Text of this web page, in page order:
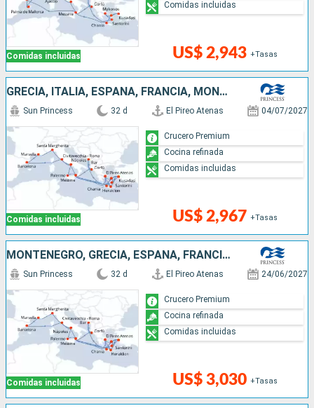
Comidas incluidas US$ 2,943 +Tasas
Comidas incluidas
GRECIA, ITALIA, ESPAÑA, FRANCIA, MONTENEGRO, TURQUÍA
Comidas incluidas
Sun Princess 32 d El Pireo Atenas 04/07/2027
US$ 2,967 +Tasas
Crucero Premium
Cocina refinada
Comidas incluidas
MONTENEGRO, GRECIA, ESPAÑA, FRANCIA, ITALIA, TURQUÍA
Comidas incluidas
Sun Princess 32 d El Pireo Atenas 24/06/2027
US$ 3,030 +Tasas
Crucero Premium
Cocina refinada
Comidas incluidas